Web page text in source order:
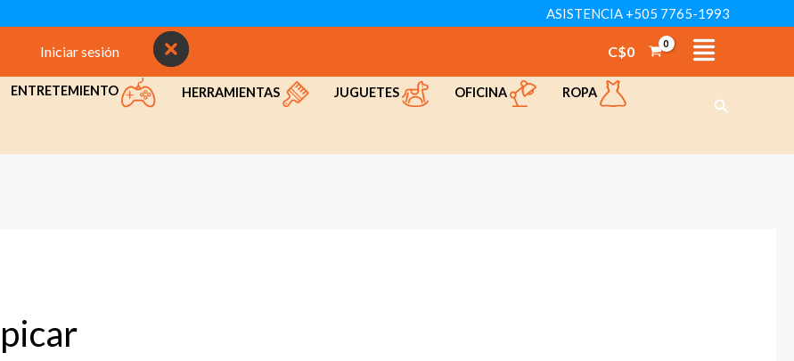
ASISTENCIA +505 7765-1993
Iniciar sesión C$0
ENTRETEMIENTO HERRAMIENTAS JUGUETES OFICINA ROPA
Buscar
picar